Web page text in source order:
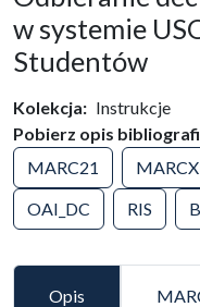
w systemie
Studentów
Kolekcja
Instrukcje
Pobierz opis
MARC21
OAI_DC
RIS
Opis